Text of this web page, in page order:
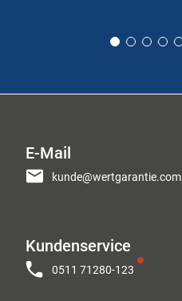
E-Mail
kunde@wertgarantie.com
Kundenservice
0511 71280-123